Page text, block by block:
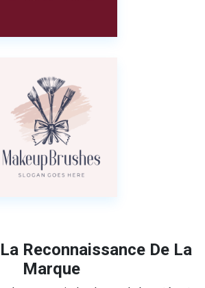
Reconnaissance De La
Marque